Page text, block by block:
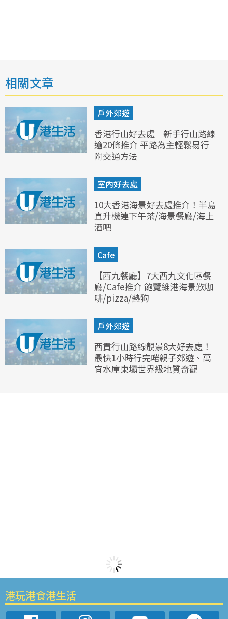
相關文章
戶外郊遊
香港行山好去處｜新手行山路線
逾20條推介 平路為主輕鬆易行
附交通方法
室內好去處
10大香港海景好去處推介！半島
直升機連下午茶/海景餐廳/海上
酒吧
Cafe
【西九餐廳】7大西九文化區餐
廳/Cafe推介 飽覽維港海景歎咖
啡/pizza/熱狗
戶外郊遊
西貢行山路線靚景8大好去處！
最快1小時行完啱親子郊遊、萬
宜水庫東壩世界級地質奇觀
港玩港食港生活